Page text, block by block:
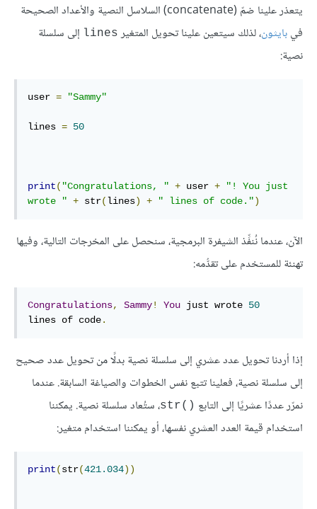
يتعذر علينا ضمّ (concatenate) السلاسل النصية والأعداد الصحيحة
فيبايثون، لذلك سيتعين علينا تحويل المتغير lines إلى سلسلة
نصية:
user = "Sammy"
lines = 50
print( "Congratulations, " + user +
"! You just
wrote " + str(lines) + " lines of code.")
الآن، عندما نُنفِّذ الشيفرة البرمجية، سنحصل على المخرجات التالية، وفيها
تهنئة للمستخدم على تقدُّمه:
Congratulations, Sammy! You just wrote 50
lines of code.
إذا أردنا تحويل عدد عشري إلى سلسلة نصية بدلًا من تحويل عدد صحيح
إلى سلسلة نصية، فعلينا تتبع نفس الخطوات والصياغة السابقة. عندما
نمرّر عددًا عشريًا إلى التابع str()‎، ستُعاد سلسلة نصية. يمكننا
استخدام قيمة العدد العشري نفسها، أو يمكننا استخدام متغير:
print(str(421.034))